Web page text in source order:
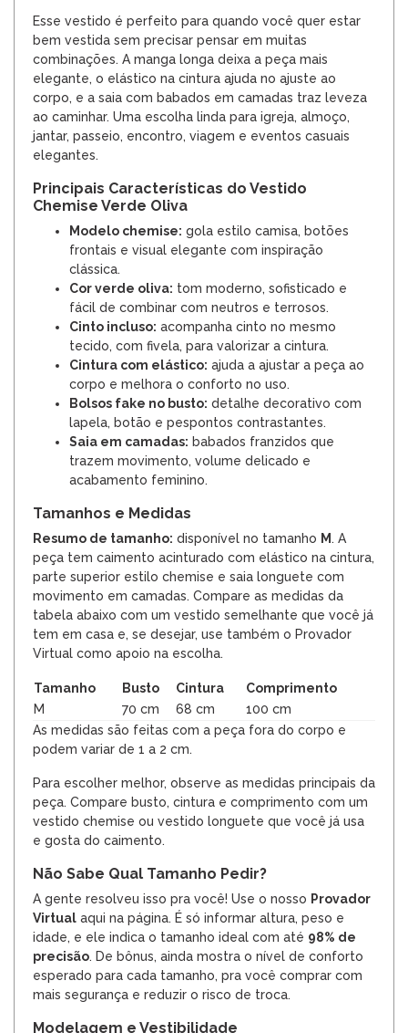
Esse vestido é perfeito para quando você quer estar
bem vestida sem precisar pensar em muitas
combinações. A manga longa deixa a peça mais
elegante, o elástico na cintura ajuda no ajuste ao
corpo, e a saia com babados em camadas traz leveza
ao caminhar. Uma escolha linda para igreja, almoço,
jantar, passeio, encontro, viagem e eventos casuais
elegantes.
Principais Características do Vestido
Chemise Verde Oliva
Modelo chemise: gola estilo camisa, botões
frontais e visual elegante com inspiração
clássica.
Cor verde oliva: tom moderno, sofisticado e
fácil de combinar com neutros e terrosos.
Cinto incluso: acompanha cinto no mesmo
tecido, com fivela, para valorizar a cintura.
Cintura com elástico: ajuda a ajustar a peça ao
corpo e melhora o conforto no uso.
Bolsos fake no busto: detalhe decorativo com
lapela, botão e pespontos contrastantes.
Saia em camadas: babados franzidos que
trazem movimento, volume delicado e
acabamento feminino.
Tamanhos e Medidas
Resumo de tamanho: disponível no tamanho M. A
peça tem caimento acinturado com elástico na cintura,
parte superior estilo chemise e saia longuete com
movimento em camadas. Compare as medidas da
tabela abaixo com um vestido semelhante que você já
tem em casa e, se desejar, use também o Provador
Virtual como apoio na escolha.
Tamanho Busto Cintura
Comprimento
M
70 cm 68 cm
100 cm
As medidas são feitas com a peça fora do corpo e
podem variar de 1 a 2 cm.
Para escolher melhor, observe as medidas principais da
peça. Compare busto, cintura e comprimento com um
vestido chemise ou vestido longuete que você já usa
e gosta do caimento.
Não Sabe Qual Tamanho Pedir?
A gente resolveu isso pra você! Use o nosso Provador
Virtual aqui na página. É só informar altura, peso e
idade, e ele indica o tamanho ideal com até 98% de
precisão. De bônus, ainda mostra o nível de conforto
esperado para cada tamanho, pra você comprar com
mais segurança e reduzir o risco de troca.
Modelagem e Vestibilidade